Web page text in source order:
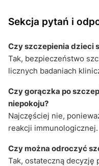
Sekcja pytań i
Czy szczepienia dzieci
Tak, bezpieczeństwo
licznych badaniach
Czy gorączka po
niepokoju?
Najczęściej nie,
reakcji immunologicznej.
Czy można odroczyć
Tak, ostateczną decyzję